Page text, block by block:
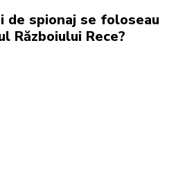
de spionaj se foloseau
Războiului Rece?